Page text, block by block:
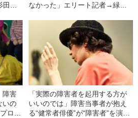
淳
中の
なかった」エリート記者→緑内
に…NHK局員・杉田淳（56）が
明かす“葛藤”
障害
いの
ロデ
「実際の障害者を起用する方が
いいのでは」障害当事者が抱え
る“健常者俳優”が“障害者”を演じ